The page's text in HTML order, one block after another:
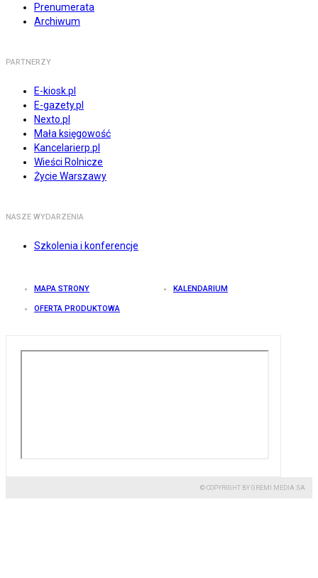
Prenumerata
Archiwum
PARTNERZY
E-kiosk.pl
E-gazety.pl
Nexto.pl
Mała księgowość
Kancelarierp.pl
Wieści Rolnicze
Życie Warszawy
NASZE WYDARZENIA
Szkolenia i konferencje
MAPA STRONY KALENDARIUM
OFERTA PRODUKTOWA
© COPYRIGHT BY GREMI MEDIA SA